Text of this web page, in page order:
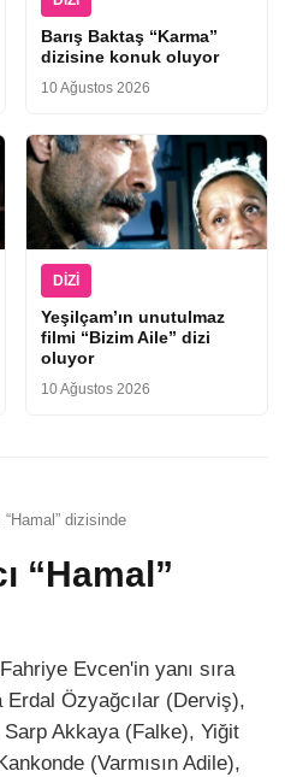
Barış Baktaş “Karma”
dizisine konuk oluyor
10 Ağustos 2026
DIZI
Yeşilçam’ın unutulmaz
filmi “Bizim Aile” dizi
oluyor
10 Ağustos 2026
dizisinde
“Hamal”
Evcen'in yanı sıra
Özyağcılar (Derviş),
Akkaya (Falke), Yiğit
(Varmısın Adile),